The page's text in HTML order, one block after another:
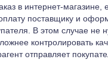
в интернет-магазине,
поставщику и
В этом случае не
контролировать
отправляет